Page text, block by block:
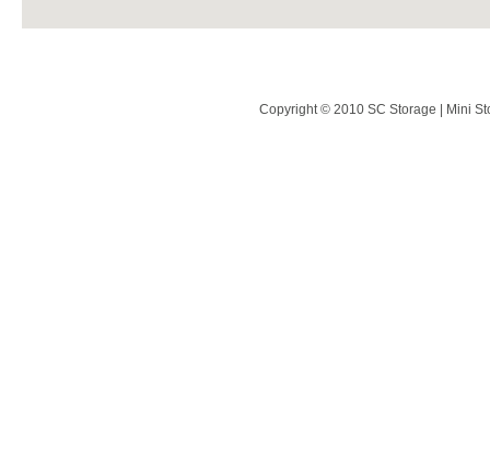
Copyright © 2010 SC Storage | Mini